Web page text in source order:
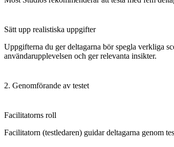
Sätt upp realistiska uppgifter
Uppgifterna du ger deltagarna bör spegla verkliga
användarupplevelsen och ger relevanta insikter.
2. Genomförande av testet
Facilitatorns roll
Facilitatorn (testledaren) guidar deltagarna genom